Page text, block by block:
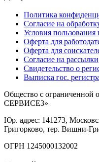
Политика
Согласие на
Условия
Оферта для
Оферта для
Согласие на рассылки
Свидетельство о
Выписка гос.
Общество с ограниченной
СЕРВИСЕЗ»
Юр. адрес: 141273,
Григорково, тер. Вишни-
ОГРН 1245000132002